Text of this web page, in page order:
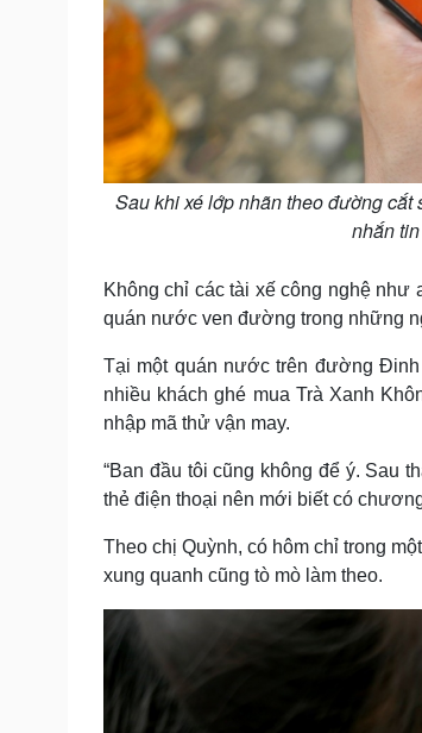
Sau khi xé lớp nhãn theo đường cắt
nhắn
Không chỉ các tài xế công nghệ như
quán nước ven đường trong những
Tại một quán nước trên đường Đinh
nhiều khách ghé mua Trà Xanh
nhập mã thử vận may.
“Ban đầu tôi cũng không để ý. Sau
thẻ điện thoại nên mới biết có
Theo chị Quỳnh, có hôm chỉ trong
xung quanh cũng tò mò làm theo.